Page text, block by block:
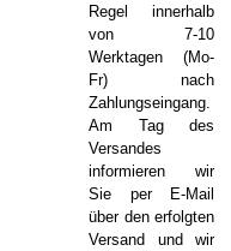
Regel innerhalb
von 7-10
Werktagen (Mo-
Fr) nach
Zahlungseingang.
Am Tag des
Versandes
informieren wir
Sie per E-Mail
über den erfolgten
Versand und wir